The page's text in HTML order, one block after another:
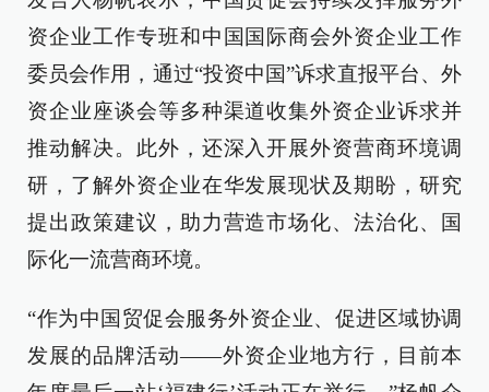
资企业工作专班和中国国际商会外资企业工作
委员会作用，通过“投资中国”诉求直报平台、外
资企业座谈会等多种渠道收集外资企业诉求并
推动解决。此外，还深入开展外资营商环境调
研，了解外资企业在华发展现状及期盼，研究
提出政策建议，助力营造市场化、法治化、国
际化一流营商环境。
“作为中国贸促会服务外资企业、促进区域协调
发展的品牌活动——外资企业地方行，目前本